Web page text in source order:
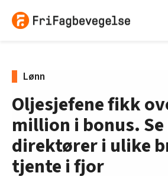
Lønn
Oljesjefene fikk
million i bonus. Se
direktører i ulike
tjente i fjor